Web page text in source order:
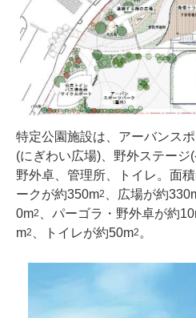
特定公園施設は、アーバンス
(にぎわい広場)、野外ステージ
野外卓、管理所、トイレ。面
ークが約350m2 、広場が約
0m2 、パーゴラ・野外卓が約
m2 、トイレが約50m2。